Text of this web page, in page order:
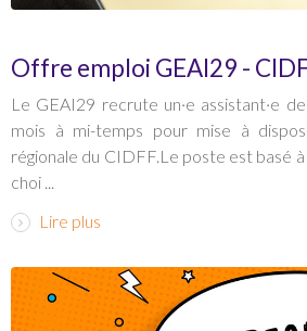
Offre emploi GEAI29 -
Le GEAI29 recrute un·e assistant·e
mois à mi-temps pour mise à
régionale du CIDFF.Le poste est basé
choi ...
Lire plus